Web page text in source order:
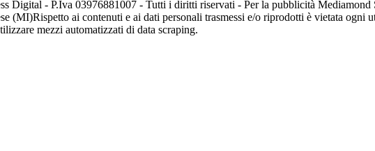
Digital - P.Iva 03976881007 - Tutti i diritti riservati - Per la pubblicità
(MI)Rispetto ai contenuti e ai dati personali trasmessi e/o riprodotti è vietata ogni
mezzi automatizzati di data scraping.